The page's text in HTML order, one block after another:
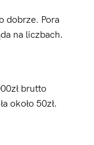
dobrze. Pora
na liczbach.
brutto
około 50zł.